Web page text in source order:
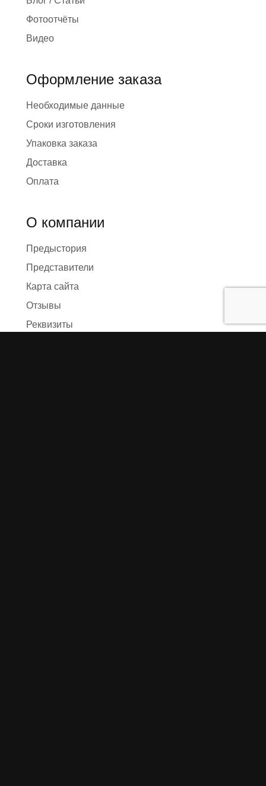
Фотоотчёты
Видео
Оформление заказа
Необходимые данные
Сроки изготовления
Упаковка заказа
Доставка
Оплата
О компании
Предыстория
Представители
Карта сайта
Отзывы
Реквизиты